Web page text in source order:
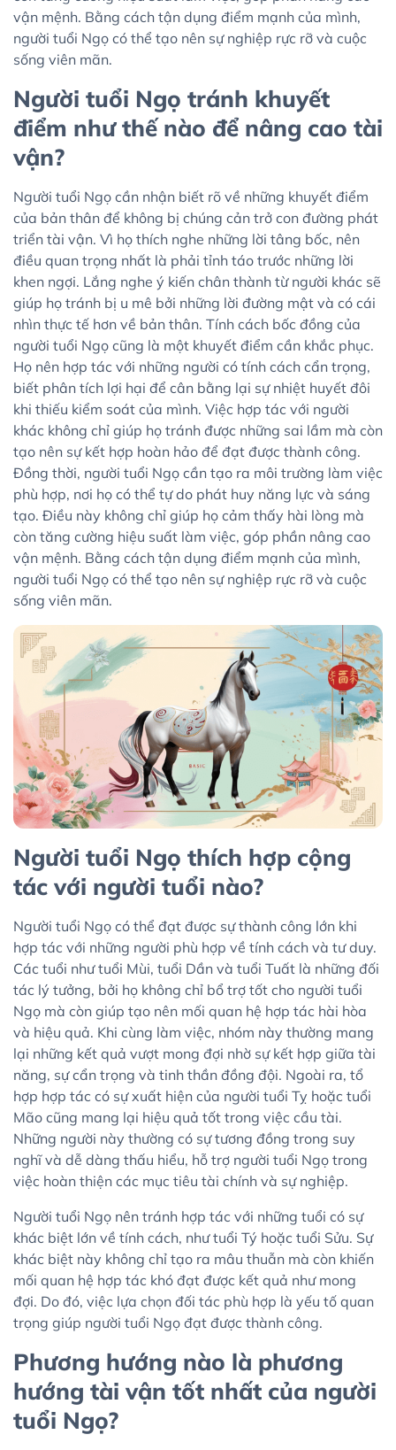
vận mệnh. Bằng cách tận dụng điểm mạnh của mình,
người tuổi Ngọ có thể tạo nên sự nghiệp rực rỡ và cuộc
sống viên mãn.
Người tuổi Ngọ tránh khuyết
điểm như thế nào để nâng cao tài
vận?
Người tuổi Ngọ cần nhận biết rõ về những khuyết điểm
của bản thân để không bị chúng cản trở con đường phát
triển tài vận. Vì họ thích nghe những lời tâng bốc, nên
điều quan trọng nhất là phải tỉnh táo trước những lời
khen ngợi. Lắng nghe ý kiến chân thành từ người khác sẽ
giúp họ tránh bị u mê bởi những lời đường mật và có cái
nhìn thực tế hơn về bản thân. Tính cách bốc đồng của
người tuổi Ngọ cũng là một khuyết điểm cần khắc phục.
Họ nên hợp tác với những người có tính cách cẩn trọng,
biết phân tích lợi hại để cân bằng lại sự nhiệt huyết đôi
khi thiếu kiểm soát của mình. Việc hợp tác với người
khác không chỉ giúp họ tránh được những sai lầm mà còn
tạo nên sự kết hợp hoàn hảo để đạt được thành công.
Đồng thời, người tuổi Ngọ cần tạo ra môi trường làm việc
phù hợp, nơi họ có thể tự do phát huy năng lực và sáng
tạo. Điều này không chỉ giúp họ cảm thấy hài lòng mà
còn tăng cường hiệu suất làm việc, góp phần nâng cao
vận mệnh. Bằng cách tận dụng điểm mạnh của mình,
người tuổi Ngọ có thể tạo nên sự nghiệp rực rỡ và cuộc
sống viên mãn.
Người tuổi Ngọ thích hợp cộng
tác với người tuổi nào?
Người tuổi Ngọ có thể đạt được sự thành công lớn khi
hợp tác với những người phù hợp về tính cách và tư duy.
Các tuổi như tuổi Mùi, tuổi Dần và tuổi Tuất là những đối
tác lý tưởng, bởi họ không chỉ bổ trợ tốt cho người tuổi
Ngọ mà còn giúp tạo nên mối quan hệ hợp tác hài hòa
và hiệu quả. Khi cùng làm việc, nhóm này thường mang
lại những kết quả vượt mong đợi nhờ sự kết hợp giữa tài
năng, sự cẩn trọng và tinh thần đồng đội. Ngoài ra, tổ
hợp hợp tác có sự xuất hiện của người tuổi Tỵ hoặc tuổi
Mão cũng mang lại hiệu quả tốt trong việc cầu tài.
Những người này thường có sự tương đồng trong suy
nghĩ và dễ dàng thấu hiểu, hỗ trợ người tuổi Ngọ trong
việc hoàn thiện các mục tiêu tài chính và sự nghiệp.
Người tuổi Ngọ nên tránh hợp tác với những tuổi có sự
khác biệt lớn về tính cách, như tuổi Tý hoặc tuổi Sửu. Sự
khác biệt này không chỉ tạo ra mâu thuẫn mà còn khiến
mối quan hệ hợp tác khó đạt được kết quả như mong
đợi. Do đó, việc lựa chọn đối tác phù hợp là yếu tố quan
trọng giúp người tuổi Ngọ đạt được thành công.
Phương hướng nào là phương
hướng tài vận tốt nhất của người
tuổi Ngọ?